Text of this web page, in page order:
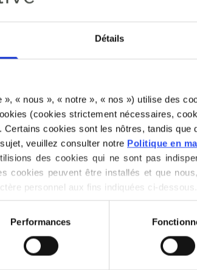
Détails
« nous », « notre », « nos ») utilise des
(cookies strictement nécessaires,
Certains cookies sont les nôtres, tandis
veuillez consulter notre Politique en
des cookies qui ne sont pas
cookies peuvent être installés et que
personnel aux fins indiquées ci-dessous.
consentement à tout moment via notre
sur le blocage et la suppression des
Performances
vif ou
Nos
qui